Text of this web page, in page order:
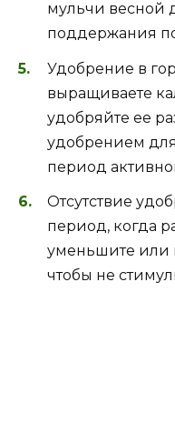
мульчи весной
поддержания
Удобрение в
выращиваете
удобряйте ее
удобрением
период
Отсутствие
период, когда
уменьшите или
чтобы не